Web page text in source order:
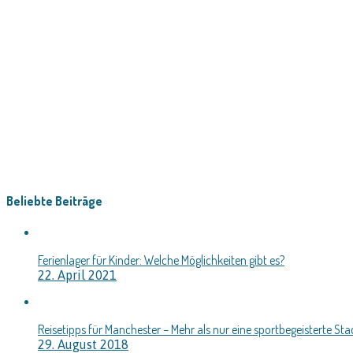
Beliebte Beiträge
Ferienlager für Kinder: Welche Möglichkeiten gibt es?
22. April 2021
Reisetipps für Manchester – Mehr als nur eine sportbegeisterte
29. August 2018